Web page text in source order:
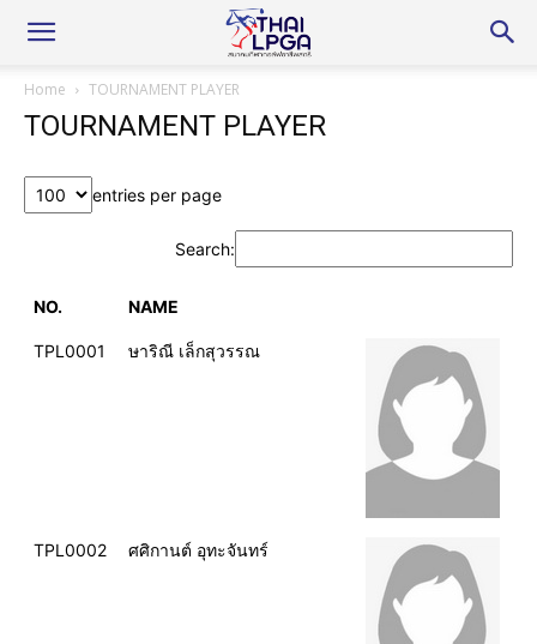
Home TOURNAMENT PLAYER
TOURNAMENT PLAYER
entries per page
Search:
NO. NAME
TPL0001 ษาริณี เล็กสุวรรณ
TPL0002 ศศิกานต์ อุทะจันทร์